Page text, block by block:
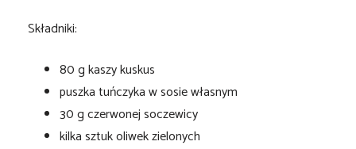
Składniki:
80 g kaszy kuskus
puszka tuńczyka w sosie własnym
30 g czerwonej soczewicy
kilka sztuk oliwek zielonych